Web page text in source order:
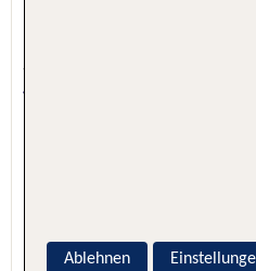
4.5 - 74 % Weiterempfehlung
Ablehnen